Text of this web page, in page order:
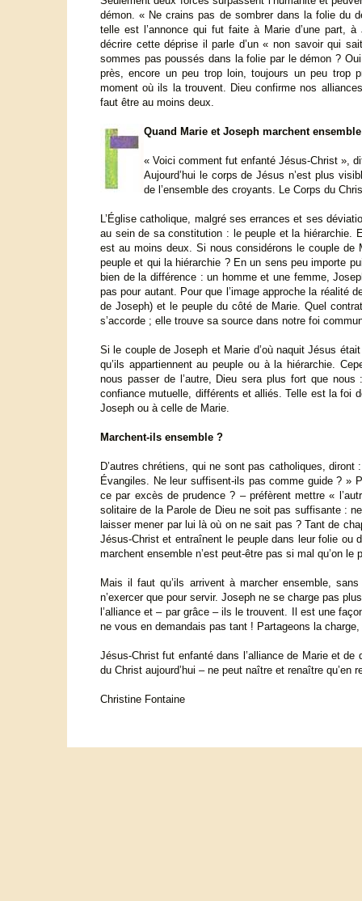
démon. « Ne crains pas de sombrer dans la folie du
telle est l’annonce qui fut faite à Marie d’une part,
décrire cette déprise il parle d’un « non savoir qui
sommes pas poussés dans la folie par le démon ?
près, encore un peu trop loin, toujours un peu trop
moment où ils la trouvent. Dieu confirme nos
faut être au moins deux.
Quand Marie et Joseph marchent ensemble
« Voici comment fut enfanté Jésus-Christ »,
Aujourd’hui le corps de Jésus n’est plus
de l’ensemble des croyants. Le Corps du
L’Église catholique, malgré ses errances et ses
au sein de sa constitution : le peuple et la hiérarchie.
est au moins deux. Si nous considérons le couple de
peuple et qui la hiérarchie ? En un sens peu importe
bien de la différence : un homme et une femme,
pas pour autant. Pour que l’image approche la réalité
de Joseph) et le peuple du côté de Marie. Quel
s’accorde ; elle trouve sa source dans notre foi
Si le couple de Joseph et Marie d’où naquit Jésus
qu’ils appartiennent au peuple ou à la hiérarchie.
nous passer de l’autre, Dieu sera plus fort que
confiance mutuelle, différents et alliés. Telle est la foi
Joseph ou à celle de Marie.
Marchent-ils ensemble ?
D’autres chrétiens, qui ne sont pas catholiques,
Évangiles. Ne leur suffisent-ils pas comme guide ? »
ce par excès de prudence ? – préfèrent mettre «
solitaire de la Parole de Dieu ne soit pas suffisante :
laisser mener par lui là où on ne sait pas ? Tant de
Jésus-Christ et entraînent le peuple dans leur folie ou
marchent ensemble n’est peut-être pas si mal qu’on le
Mais il faut qu’ils arrivent à marcher ensemble,
n’exercer que pour servir. Joseph ne se charge pas
l’alliance et – par grâce – ils le trouvent. Il est une
ne vous en demandais pas tant ! Partageons la
Jésus-Christ fut enfanté dans l’alliance de Marie et
du Christ aujourd’hui – ne peut naître et renaître qu’en
Christine Fontaine